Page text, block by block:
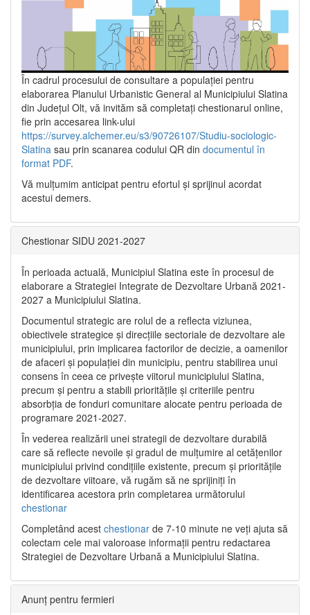
În cadrul procesului de consultare a populaţiei pentru
elaborarea Planului Urbanistic General al Municipiului Slatina
din Județul Olt, vă invităm să completați chestionarul online,
fie prin accesarea link-ului
https://survey.alchemer.eu/s3/90726107/Studiu-sociologic-
Slatina sau prin scanarea codului QR din documentul în
format PDF.
Vă mulţumim anticipat pentru efortul şi sprijinul acordat
acestui demers.
Chestionar SIDU 2021-2027
În perioada actuală, Municipiul Slatina este în procesul de
elaborare a Strategiei Integrate de Dezvoltare Urbană 2021‐
2027 a Municipiului Slatina.
Documentul strategic are rolul de a reflecta viziunea,
obiectivele strategice și direcțiile sectoriale de dezvoltare ale
municipiului, prin implicarea factorilor de decizie, a oamenilor
de afaceri și populației din municipiu, pentru stabilirea unui
consens în ceea ce privește viitorul municipiului Slatina,
precum și pentru a stabili prioritățile și criteriile pentru
absorbția de fonduri comunitare alocate pentru perioada de
programare 2021-2027.
În vederea realizării unei strategii de dezvoltare durabilă
care să reflecte nevoile și gradul de mulțumire al cetățenilor
municipiului privind condițiile existente, precum și prioritățile
de dezvoltare viitoare, vă rugăm să ne sprijiniți în
identificarea acestora prin completarea următorului
chestionar
Completând acest chestionar de 7-10 minute ne veți ajuta să
colectam cele mai valoroase informații pentru redactarea
Strategiei de Dezvoltare Urbană a Municipiului Slatina.
Anunț pentru fermieri